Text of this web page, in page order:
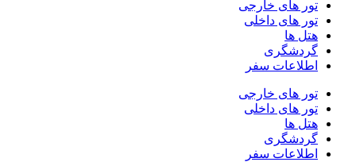
تور های خارجی
تور های داخلی
هتل ها
گردشگری
اطلاعات سفر
تور های خارجی
تور های داخلی
هتل ها
گردشگری
اطلاعات سفر